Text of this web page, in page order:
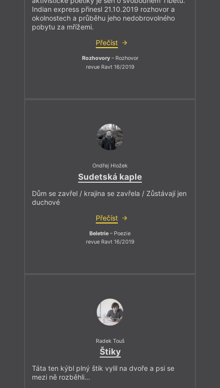
Indian express přinesl 21.10.2019 rozhovor a
okolnostech a průběhu jeho nedobrovolného
pobytu za mřížemi.
Přečíst
Rozhovory– Rozhovor
revue Ravt 16/2019
Ondřej Hložek
Sudetská kaple
Dům se zavřel / krajina se zavřela / Zůstávají jen
duchové
Přečíst
Beletrie – Poezie
revue Ravt 16/2019
Radek Touš
Štiky
Táta ten kýbl plný štik vylil na dvoře a psi se
mezi ně rozběhli…